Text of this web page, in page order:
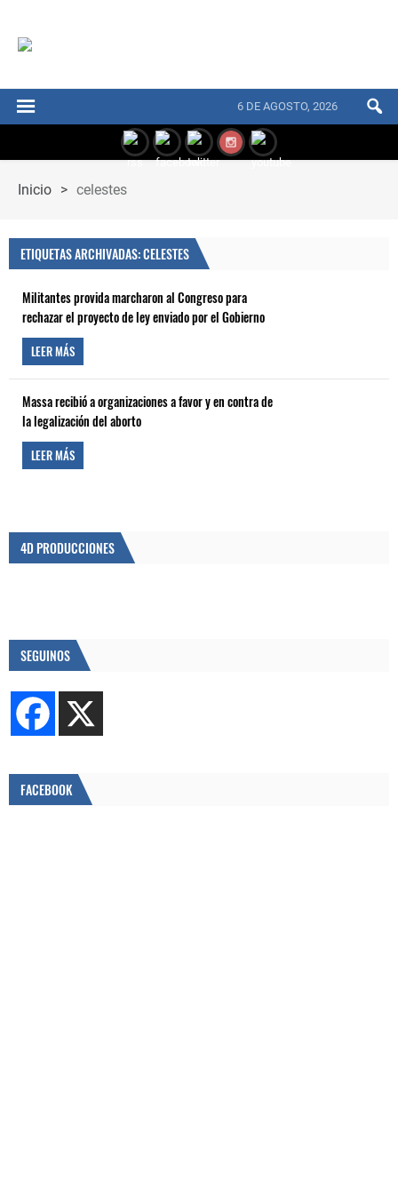
6 DE AGOSTO, 2026
Inicio > celestes
ETIQUETAS ARCHIVADAS: CELESTES
Militantes provida marcharon al Congreso para
rechazar el proyecto de ley enviado por el Gobierno
LEER MÁS
Massa recibió a organizaciones a favor y en contra de
la legalización del aborto
LEER MÁS
4D PRODUCCIONES
SEGUINOS
FACEBOOK